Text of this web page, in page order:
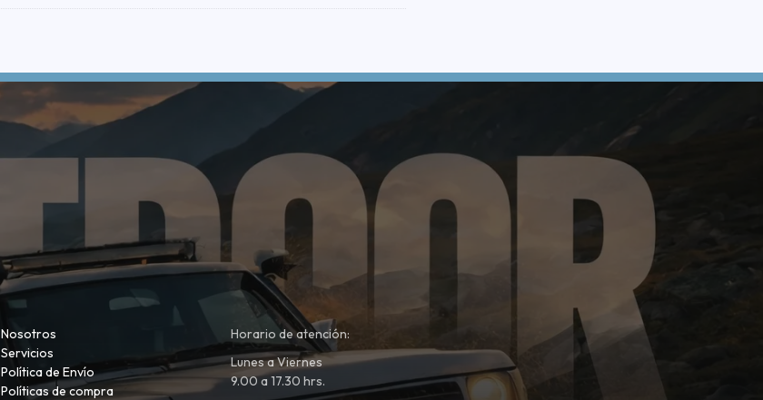
Nosotros
Servicios
Política de Envío
Políticas de compra
Horario de atención:
Lunes a Viernes
9.00 a 17.30 hrs.